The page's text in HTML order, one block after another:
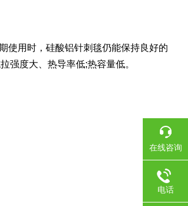
使用时，硅酸铝针刺毯仍能保持良好的
强度大、热导率低;热容量低。
在线咨询
电话